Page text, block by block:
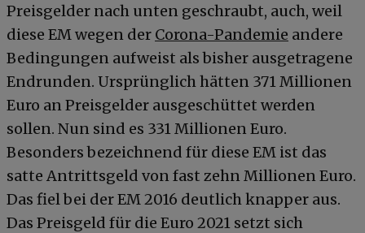
Preisgelder nach unten geschraubt, auch, weil
diese EM wegen der Corona-Pandemie andere
Bedingungen aufweist als bisher ausgetragene
Endrunden. Ursprünglich hätten 371 Millionen
Euro an Preisgelder ausgeschüttet werden
sollen. Nun sind es 331 Millionen Euro.
Besonders bezeichnend für diese EM ist das
satte Antrittsgeld von fast zehn Millionen Euro.
Das fiel bei der EM 2016 deutlich knapper aus.
Das Preisgeld für die Euro 2021 setzt sich